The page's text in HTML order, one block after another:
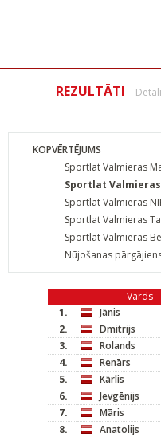
REZULTĀTI
KOPVĒRTĒJUMS
Sportlat Valmieras
Sportlat Valmieras
Sportlat Valmieras
Sportlat Valmieras
Sportlat Valmieras
Nūjošanas
Vārds
1.
Jānis
2.
Dmitrijs
3.
Rolands
4.
Renārs
5.
Kārlis
6.
Jevgēnijs
7.
Māris
8.
Anatolijs